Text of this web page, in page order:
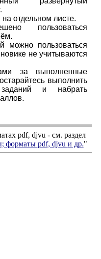
отдельном листе.
пользоваться
можно пользоваться
не учитываются
за выполненные
выполнить
и набрать
pdf, djvu - см. раздел
форматы pdf, djvu и др."